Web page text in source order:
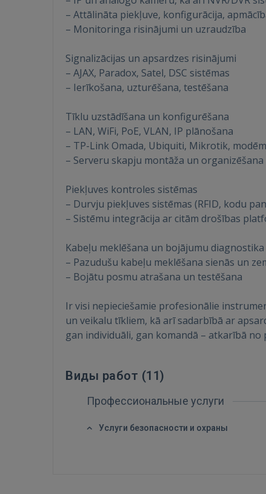
– Attālināta piekļuve, konfigurācija,
– Monitoringa risinājumi un uzraudzība
Signalizācijas un apsardzes risinājumi
– AJAX, Paradox, Satel, DSC sistēmas
– Ierīkošana, uzturēšana, testēšana
Tīklu uzstādīšana un konfigurēšana
– LAN, WiFi, PoE, VLAN, IP plānošana
– TP-Link Omada, Ubiquiti, Mikrotik,
– Serveru skapju montāža un organizēšana
Piekļuves kontroles sistēmas
– Durvju piekļuves sistēmas (RFID, kodu
– Sistēmu integrācija ar citām drošības
Kabeļu meklēšana un bojājumu diagnostika
– Pazudušu kabeļu meklēšana sienās un
– Bojātu posmu atrašana un testēšana
Ir visi nepieciešamie profesionālie
un veikalu tīkliem, kā arī sadarbībā ar
gan individuāli, gan komandā – atkarībā
Виды работ (11)
Профессиональные услуги
Услуги безопасности и охраны